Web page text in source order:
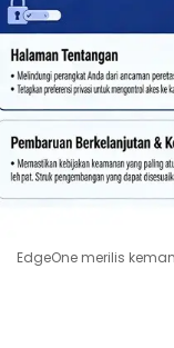
EdgeOne merilis